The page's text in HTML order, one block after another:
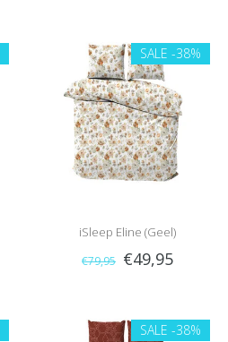
SALE -38%
iSleep Eline (Geel)
€79,95 €49,95
SALE -38%